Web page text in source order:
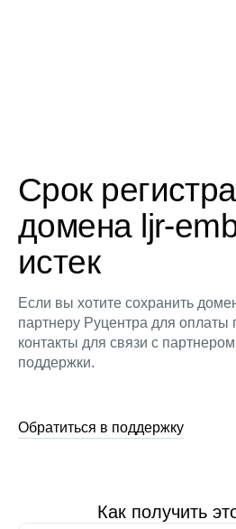
Срок
домена ljr-
истек
Если вы хотите сохранить
партнеру Руцентра для оплаты
контакты для связи с
поддержки.
Обратиться в поддержку
Как получить